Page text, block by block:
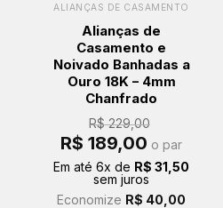
ALIANÇAS DE CASAMENTO
Alianças de
Casamento e
Noivado Banhadas a
Ouro 18K – 4mm
Chanfrado
R$229,00
O
preço
era:
R$ 229,00.
R$ 189,00 preço
é:
R$ 189,00.
o par
Em até 6x de R$ 31,50
sem juros
Economize R$ 40,00